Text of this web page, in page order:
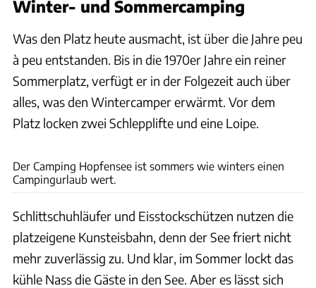
Winter- und Sommercamping
Was den Platz heute ausmacht, ist über die Jahre peu
à peu entstanden. Bis in die 1970er Jahre ein reiner
Sommerplatz, verfügt er in der Folgezeit auch über
alles, was den Wintercamper erwärmt. Vor dem
Platz locken zwei Schlepplifte und eine Loipe.
Der Camping Hopfensee ist sommers wie winters einen
Campingurlaub wert.
Schlittschuhläufer und Eisstockschützen nutzen die
platzeigene Kunsteisbahn, denn der See friert nicht
mehr zuverlässig zu. Und klar, im Sommer lockt das
kühle Nass die Gäste in den See. Aber es lässt sich